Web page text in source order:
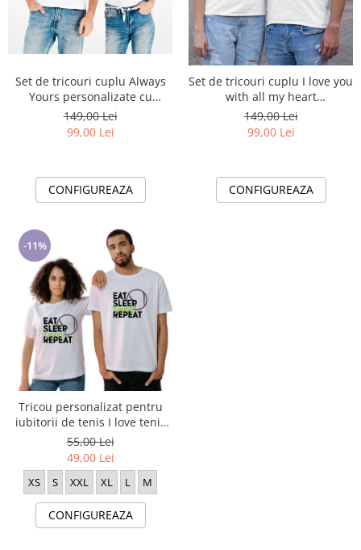
Set de tricouri cuplu Always
Yours personalizate cu
tematica Valentines Day
149,00 Lei
99,00 Lei
CONFIGUREAZA
Set de tricouri cuplu I love you
with all my heart
personalizate cu tematica
Valentines Day
149,00 Lei
99,00 Lei
CONFIGUREAZA
-11%
Tricou personalizat pentru
iubitorii de tenis I love tenis
TNS5009
55,00 Lei
49,00 Lei
XS S XXL XL L M
CONFIGUREAZA